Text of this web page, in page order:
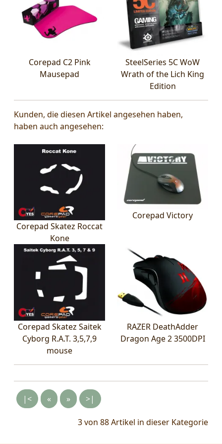
Corepad C2 Pink
Mausepad
SteelSeries 5C WoW
Wrath of the Lich King
Edition
Kunden, die diesen Artikel angesehen haben,
haben auch angesehen:
Corepad Skatez Roccat
Kone
Corepad Victory
Corepad Skatez Saitek
Cyborg R.A.T. 3,5,7,9
mouse
RAZER DeathAdder
Dragon Age 2 3500DPI
|< « » >|
3 von 88Artikel in dieser Kategorie